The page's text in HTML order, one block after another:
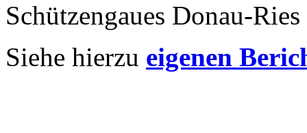
Schützengaues Donau-
Siehe hierzu eigenen